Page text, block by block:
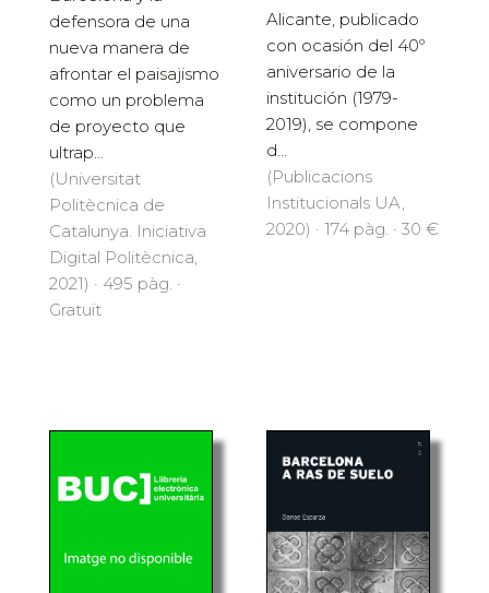
defensora de una
nueva manera de
afrontar el paisajismo
como un problema
de proyecto que
ultrap...
(Universitat
Politècnica de
Catalunya. Iniciativa
Digital Politècnica,
2021) · 495 pàg. ·
Gratuït
Alicante, publicado
con ocasión del 40º
aniversario de la
institución (1979-
2019), se compone
d...
(Publicacions
Institucionals UA,
2020) · 174 pàg. · 30 €